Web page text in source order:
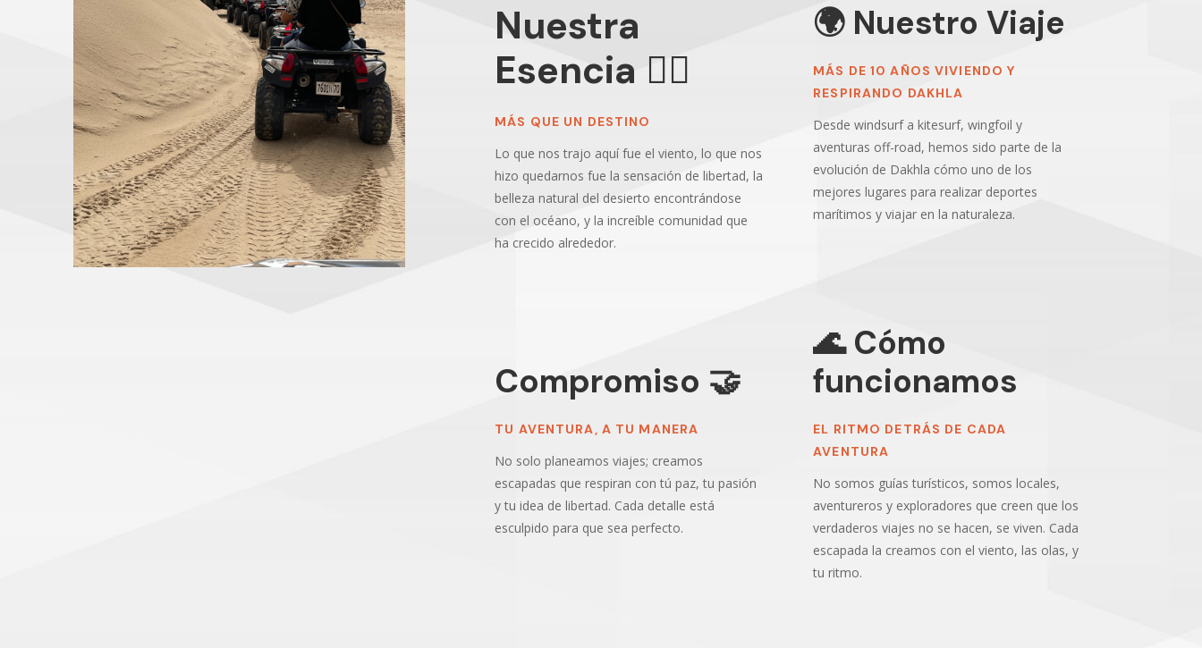
Nuestra
Esencia 🏄‍♂️
MÁS QUE UN DESTINO
Lo que nos trajo aquí fue el viento, lo que nos
hizo quedarnos fue la sensación de libertad, la
belleza natural del desierto encontrándose
con el océano, y la increíble comunidad que
ha crecido alrededor.
Compromiso 🤝
TU AVENTURA, A TU MANERA
No solo planeamos viajes; creamos
escapadas que respiran con tú paz, tu pasión
y tu idea de libertad. Cada detalle está
esculpido para que sea perfecto.
🌍 Nuestro Viaje
MÁS DE 10 AÑOS VIVIENDO Y
RESPIRANDO DAKHLA
Desde windsurf a kitesurf, wingfoil y
aventuras off-road, hemos sido parte de la
evolución de Dakhla cómo uno de los
mejores lugares para realizar deportes
marítimos y viajar en la naturaleza.
🌊 Cómo
funcionamos
EL RITMO DETRÁS DE CADA
AVENTURA
No somos guías turísticos, somos locales,
aventureros y exploradores que creen que los
verdaderos viajes no se hacen, se viven. Cada
escapada la creamos con el viento, las olas, y
tu ritmo.